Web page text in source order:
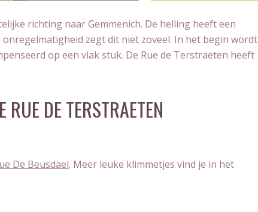
richting naar Gemmenich. De helling heeft een
zegt dit niet zoveel. In het begin wordt
op een vlak stuk. De Rue de Terstraeten heeft
DE TERSTRAETEN
De Beusdael. Meer leuke klimmetjes vind je in het